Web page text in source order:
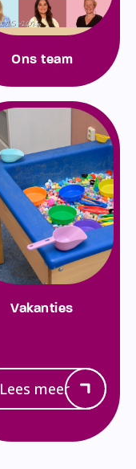
Ons team
Vakanties
Lees meer